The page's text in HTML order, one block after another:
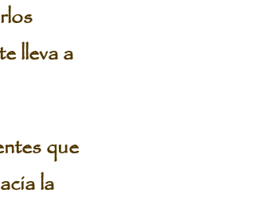
lleva a
que
la